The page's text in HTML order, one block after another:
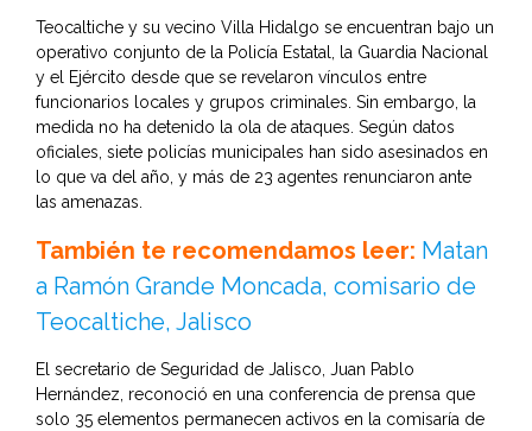
Teocaltiche y su vecino Villa Hidalgo se encuentran bajo un
operativo conjunto de la Policía Estatal, la Guardia Nacional
y el Ejército desde que se revelaron vínculos entre
funcionarios locales y grupos criminales. Sin embargo, la
medida no ha detenido la ola de ataques. Según datos
oficiales, siete policías municipales han sido asesinados en
lo que va del año, y más de 23 agentes renunciaron ante
las amenazas.
También te recomendamos leer: Matan
a Ramón Grande Moncada, comisario de
Teocaltiche, Jalisco
El secretario de Seguridad de Jalisco, Juan Pablo
Hernández, reconoció en una conferencia de prensa que
solo 35 elementos permanecen activos en la comisaría de